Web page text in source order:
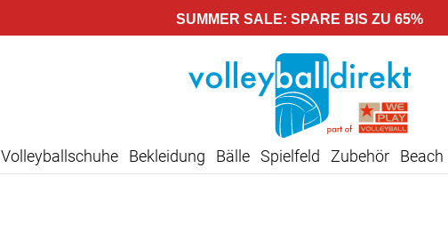
SUMMER SALE: SPARE BIS ZU 65%
Volleyballschuhe Bekleidung Bälle Spielfeld Zubehör Beach